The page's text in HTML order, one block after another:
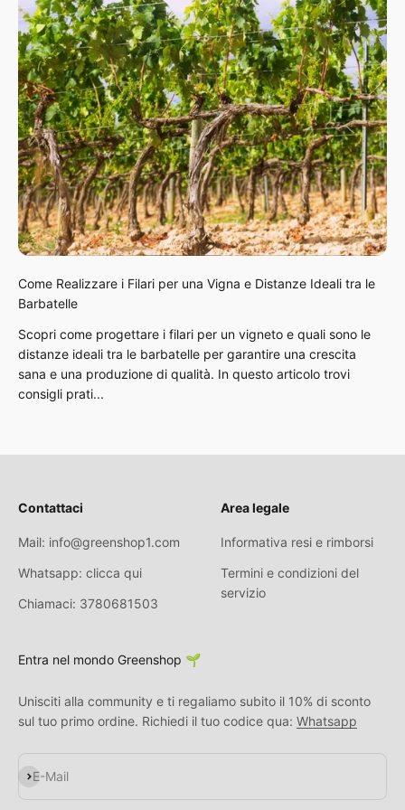
Come Realizzare i Filari per una Vigna e Distanze Ideali tra le
Barbatelle
Scopri come progettare i filari per un vigneto e quali sono le
distanze ideali tra le barbatelle per garantire una crescita
sana e una produzione di qualità. In questo articolo trovi
consigli prati...
Contattaci
Mail: info@greenshop1.com
Whatsapp: clicca qui
Chiamaci: 3780681503
Area legale
Informativa resi e rimborsi
Termini e condizioni del
servizio
Entra nel mondo Greenshop 🌱
Unisciti alla community e ti regaliamo subito il 10% di sconto
sul tuo primo ordine. Richiedi il tuo codice qua: Whatsapp
E-Mail
Abonnieren